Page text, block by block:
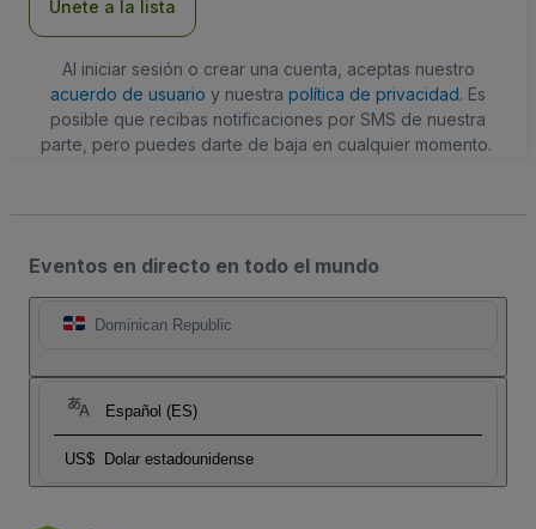
Únete a la lista
Al iniciar sesión o crear una cuenta, aceptas nuestro
acuerdo de usuario y nuestra política de privacidad. Es
posible que recibas notificaciones por SMS de nuestra
parte, pero puedes darte de baja en cualquier momento.
Eventos en directo en todo el mundo
Dominican Republic
Español (ES)
US$ Dolar estadounidense